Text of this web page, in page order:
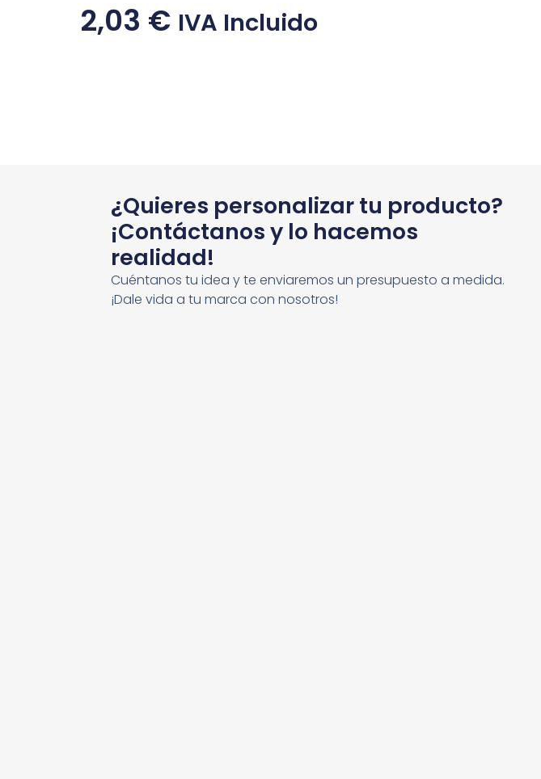
2,03 € IVA Incluido
¿Quieres personalizar tu producto?
¡Contáctanos y lo hacemos
realidad!
Cuéntanos tu idea y te enviaremos un presupuesto a medida.
¡Dale vida a tu marca con nosotros!